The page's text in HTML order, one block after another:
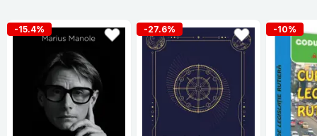
-15.4% -27.6% -10%